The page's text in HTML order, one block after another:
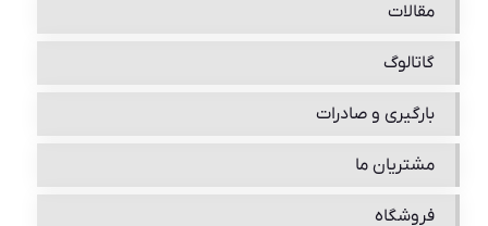
مقالات
گاتالوگ
بارگیری و صادرات
مشتریان ما
فروشگاه